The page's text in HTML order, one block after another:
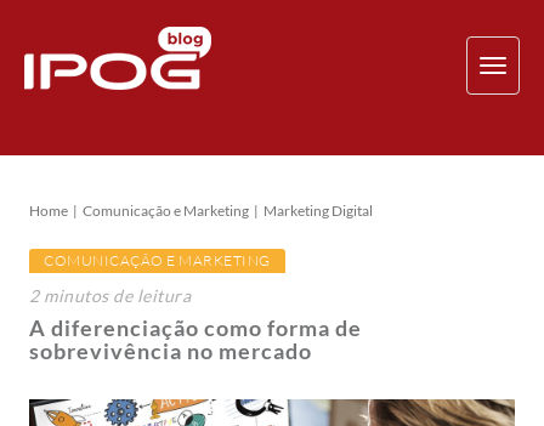
Home Comunicação e Marketing Marketing Digital
COMUNICAÇÃO E MARKETING
2 minutosde leitura
A diferenciação como forma de
sobrevivência no mercado